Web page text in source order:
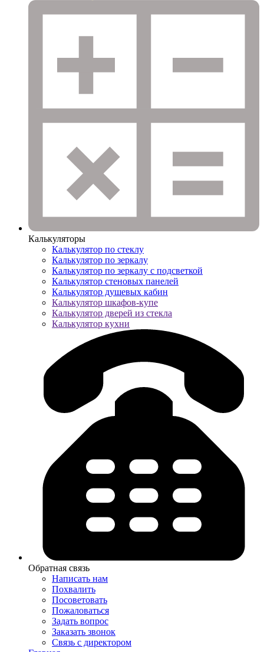
Калькуляторы
Калькулятор по стеклу
Калькулятор по зеркалу
Калькулятор по зеркалу с подсветкой
Калькулятор стеновых панелей
Калькулятор душевых кабин
Калькулятор шкафов-купе
Калькулятор дверей из стекла
Калькулятор кухни
Обратная связь
Написать нам
Похвалить
Посоветовать
Пожаловаться
Задать вопрос
Заказать звонок
Связь с директором